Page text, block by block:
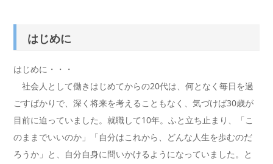
はじめに
はじめに・・・
社会人として働きはじめてからの20代は、何となく毎日を過
ごすばかりで、深く将来を考えることもなく、気づけば30歳が
目前に迫っていました。就職して10年。ふと立ち止まり、「こ
のままでいいのか」「自分はこれから、どんな人生を歩むのだ
ろうか」と、自分自身に問いかけるようになっていました。と